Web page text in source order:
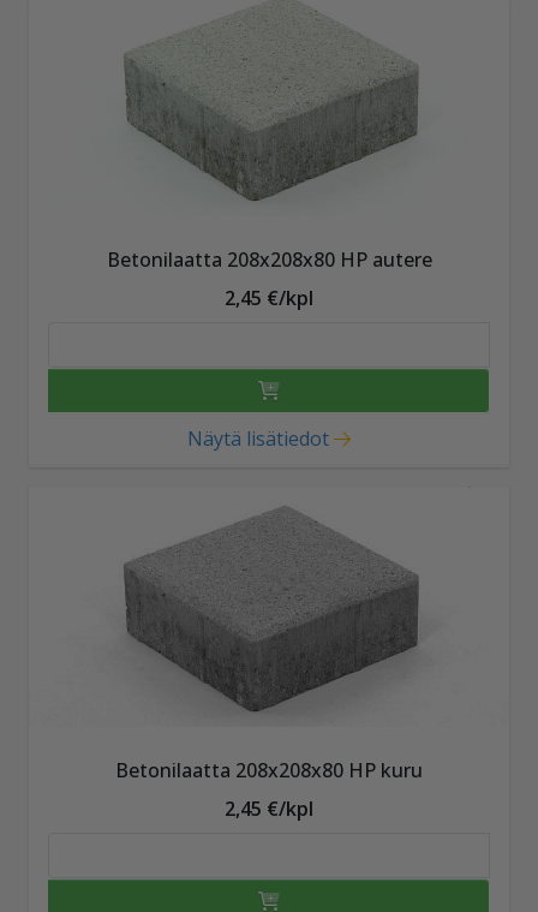
Betonilaatta 208x208x80 HP autere
2,45 €/kpl
Näytä lisätiedot
Betonilaatta 208x208x80 HP kuru
2,45 €/kpl